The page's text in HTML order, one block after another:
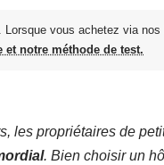
vous achetez via
et notre méthode de test.
les propriétaires de
. Bien choisir un